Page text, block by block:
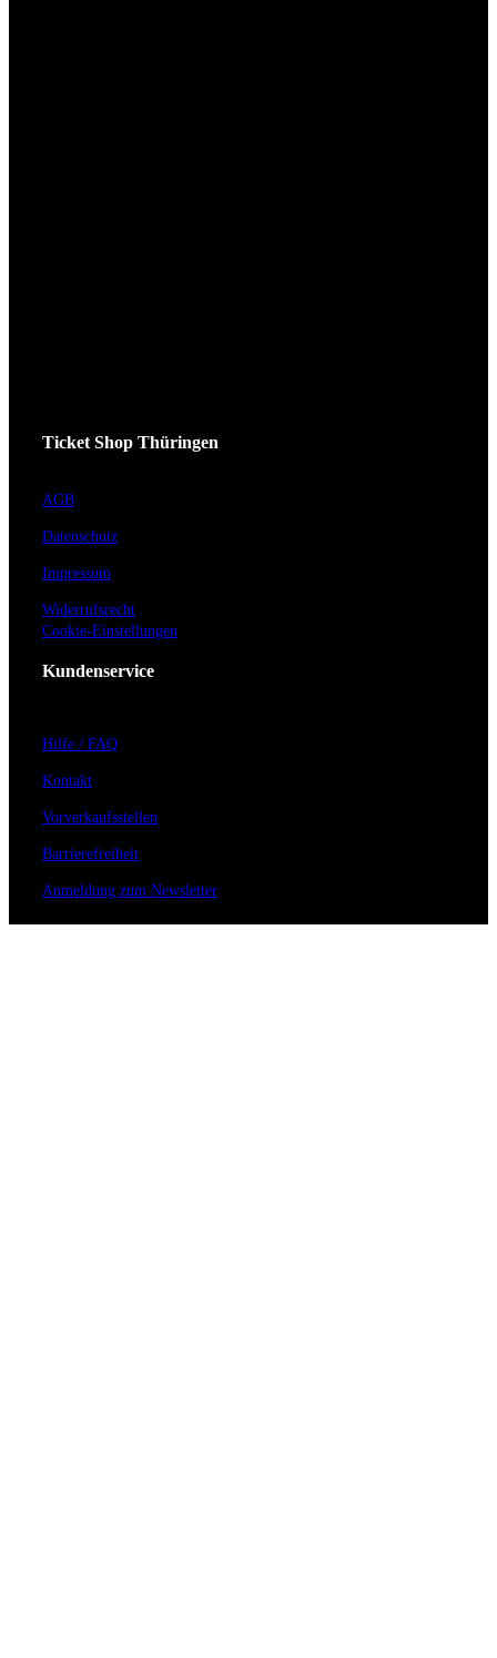
Ticket Shop Thüringen
AGB
Datenschutz
Impressum
Widerrufsrecht
Cookie-Einstellungen
Kundenservice
Hilfe / FAQ
Kontakt
Vorverkaufsstellen
Barrierefreiheit
Anmeldung zum Newsletter